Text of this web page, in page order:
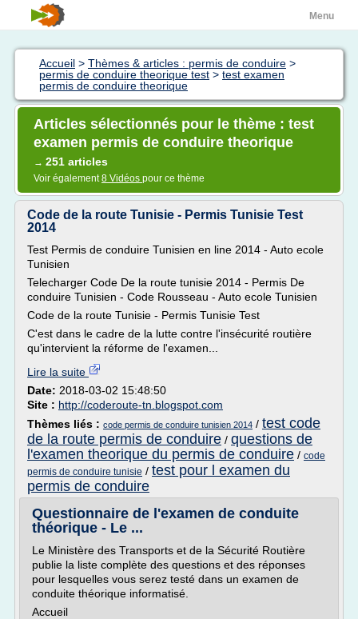
Menu
Accueil > Thèmes & articles : permis de conduire >
permis de conduire theorique test > test examen
permis de conduire theorique
Articles sélectionnés pour le thème : test
examen permis de conduire theorique
→ 251 articles
Voir également8 Vidéos pour ce thème
Code de la route Tunisie - Permis Tunisie Test
2014
Test Permis de conduire Tunisien en line 2014 - Auto ecole
Tunisien
Telecharger Code De la route tunisie 2014 - Permis De
conduire Tunisien - Code Rousseau - Auto ecole Tunisien
Code de la route Tunisie - Permis Tunisie Test
C'est dans le cadre de la lutte contre l'insécurité routière
qu'intervient la réforme de l'examen...
Lire la suite
Date: 2018-03-02 15:48:50
Site : http://coderoute-tn.blogspot.com
Thèmes liés : code permis de conduire tunisien 2014 / test code
de la route permis de conduire / questions de
l'examen theorique du permis de conduire / code
permis de conduire tunisie / test pour l examen du
permis de conduire
Questionnaire de l'examen de conduite
théorique - Le ...
Le Ministère des Transports et de la Sécurité Routière
publie la liste complète des questions et des réponses
pour lesquelles vous serez testé dans un examen de
conduite théorique informatisé.
Accueil